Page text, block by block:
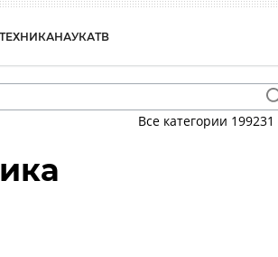
ТЕХНИКАНАУКАТВ
Все категории 199231